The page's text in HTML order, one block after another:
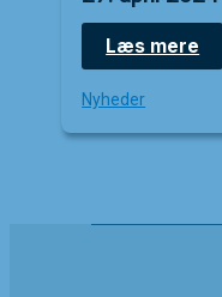
–
af
Læs mere
Nyheder